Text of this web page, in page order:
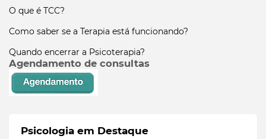
O que é TCC?
Como saber se a Terapia está funcionando?
Quando encerrar a Psicoterapia?
Agendamento de consultas
Psicologia em Destaque